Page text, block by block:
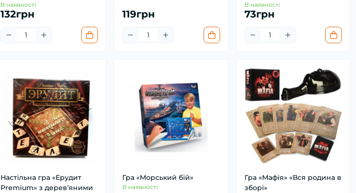
В наявності
132грн 119грн
В наявності
73грн
Настільна гра «Ерудит
Premium» з дерев’яними
Гра «Морський бій»
В наявності
Гра «Мафія» «Вся родина в
зборі»